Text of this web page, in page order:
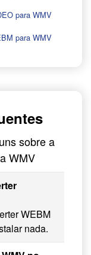
para WMV
para WMV
sobre a
WMV
WEBM
nada.